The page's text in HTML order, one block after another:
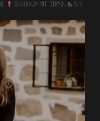
Schauraum mit TERMIN & B2B